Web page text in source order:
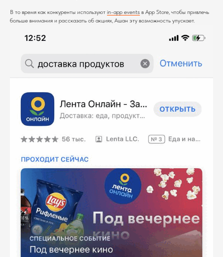
В то время как конкуренты используют in-app events в App Store, чтобы привлечь
больше внимания и рассказать об акциях, Ашан эту возможность упускает.